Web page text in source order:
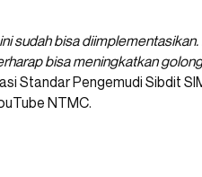
sudah bisa
bisa meningkatkan
Standar Pengemudi Sibdit
NTMC.